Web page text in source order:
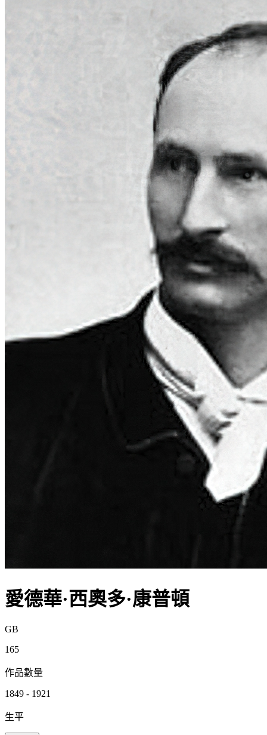
愛德華·西奧多·康普頓
GB
165
作品數量
1849 - 1921
生平